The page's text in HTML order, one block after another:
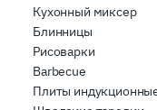
Кухонный миксер
Блинницы
Рисоварки
Barbecue
Плиты